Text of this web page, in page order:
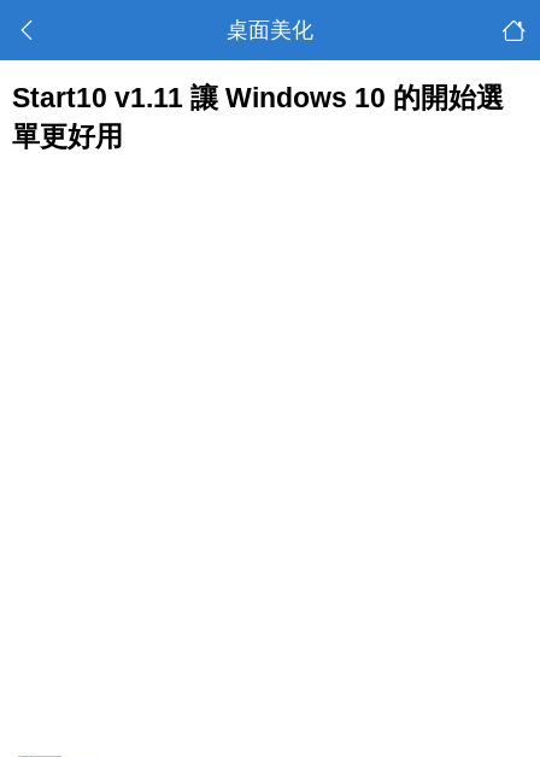
桌面美化
Start10 v1.11 讓 Windows 10 的開始選
單更好用